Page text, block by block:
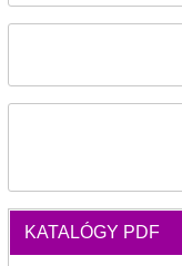
KATALÓGY PDF